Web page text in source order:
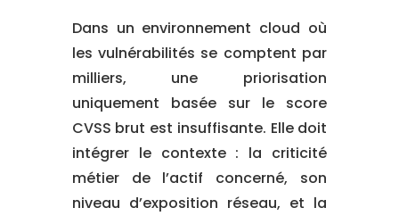
Dans un environnement cloud où
les vulnérabilités se comptent par
milliers, une priorisation
uniquement basée sur le score
CVSS brut est insuffisante. Elle doit
intégrer le contexte : la criticité
métier de l’actif concerné, son
niveau d’exposition réseau, et la